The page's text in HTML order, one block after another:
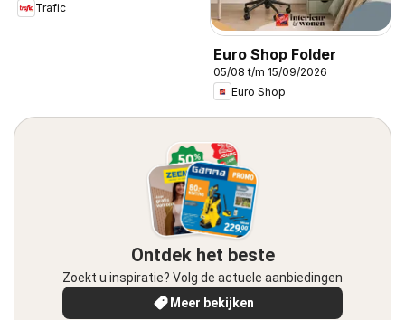
Trafic
Euro Shop Folder
05/08 t/m 15/09/2026
Euro Shop
Ontdek het beste
Zoekt u inspiratie? Volg de actuele aanbiedingen
Meer bekijken